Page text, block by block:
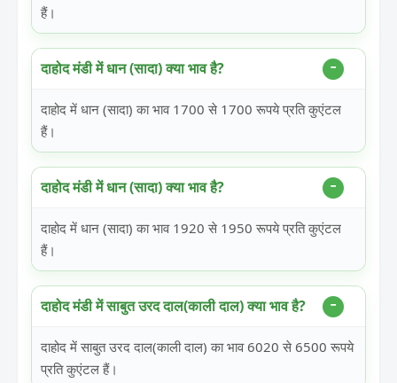
हैं।
दाहोद मंडी में धान (सादा) क्या भाव है?
दाहोद में धान (सादा) का भाव 1700 से 1700 रूपये प्रति कुएंटल
हैं।
दाहोद मंडी में धान (सादा) क्या भाव है?
दाहोद में धान (सादा) का भाव 1920 से 1950 रूपये प्रति कुएंटल
हैं।
दाहोद मंडी में साबुत उरद दाल(काली दाल) क्या भाव है?
दाहोद में साबुत उरद दाल(काली दाल) का भाव 6020 से 6500 रूपये
प्रति कुएंटल हैं।